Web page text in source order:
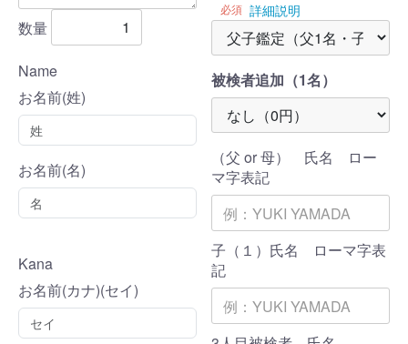
数量
Name
お名前(姓)
お名前(名)
Kana
お名前(カナ)(セイ)
必須 詳細説明
被検者追加（1名）
（父 or 母） 氏名 ロー
マ字表記
子（１）氏名 ローマ字表
記